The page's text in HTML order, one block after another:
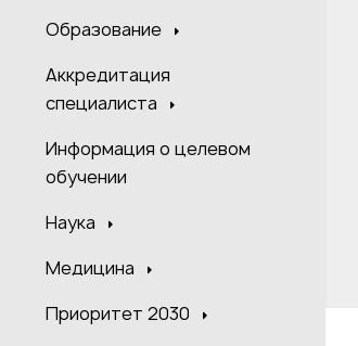
Образование
Аккредитация
специалиста
Информация о целевом
обучении
Наука
Медицина
Приоритет 2030